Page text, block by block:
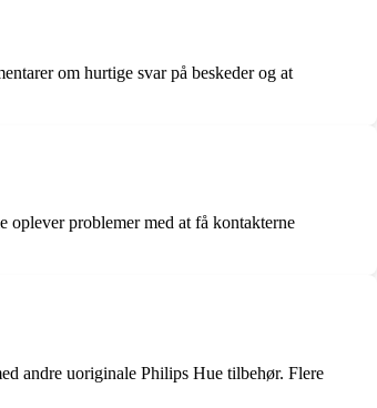
om hurtige svar på beskeder og at
oplever problemer med at få kontakterne
andre uoriginale Philips Hue tilbehør. Flere